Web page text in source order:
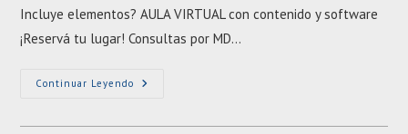
Incluye elementos? AULA VIRTUAL con contenido y software
¡Reservá tu lugar! Consultas por MD…
Continuar Leyendo REPARACIÓN
✔️